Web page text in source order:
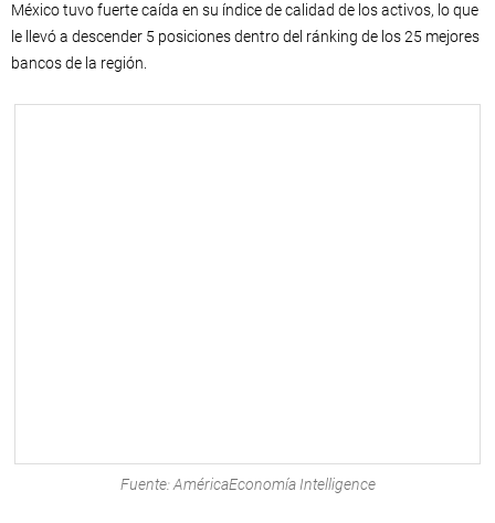
México tuvo fuerte caída en su índice de calidad de los activos, lo que
le llevó a descender 5 posiciones dentro del ránking de los 25 mejores
bancos de la región.
Fuente: AméricaEconomía Intelligence